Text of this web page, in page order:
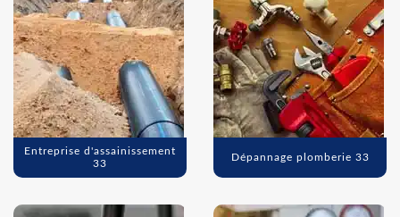
Entreprise d'assainissement
33
Dépannage plomberie 33